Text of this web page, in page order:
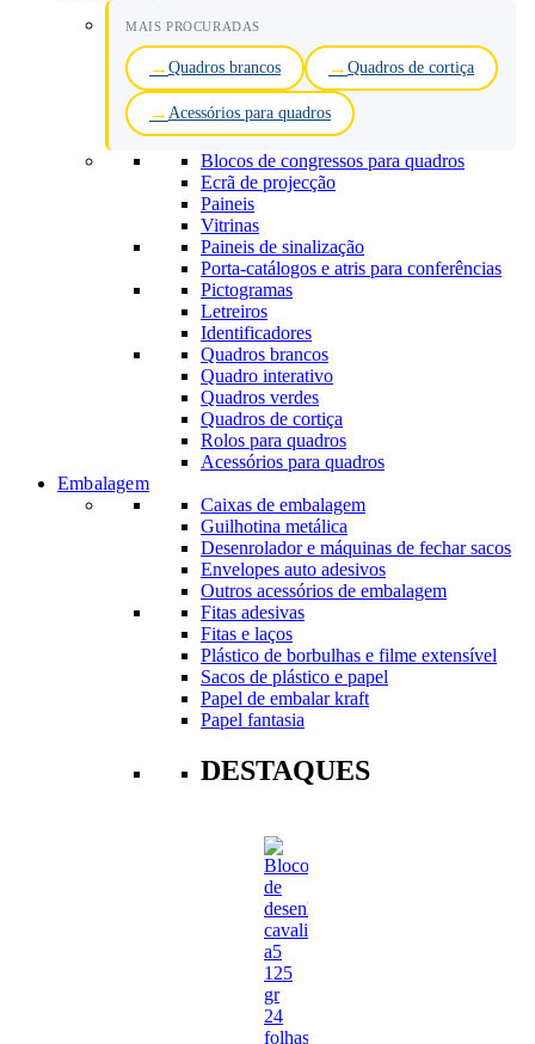
MAIS PROCURADAS
Quadros brancos Quadros de cortiça
Acessórios para quadros
Blocos de congressos para quadros
Ecrã de projecção
Paineis
Vitrinas
Paineis de sinalização
Porta-catálogos e atris para conferências
Pictogramas
Letreiros
Identificadores
Quadros brancos
Quadro interativo
Quadros verdes
Quadros de cortiça
Rolos para quadros
Acessórios para quadros
Embalagem
Caixas de embalagem
Guilhotina metálica
Desenrolador e máquinas de fechar sacos
Envelopes auto adesivos
Outros acessórios de embalagem
Fitas adesivas
Fitas e laços
Plástico de borbulhas e filme extensível
Sacos de plástico e papel
Papel de embalar kraft
Papel fantasia
DESTAQUES